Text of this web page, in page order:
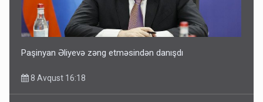
Paşinyan Əliyevə zəng etməsindən danışdı
8 Avqust 16:18